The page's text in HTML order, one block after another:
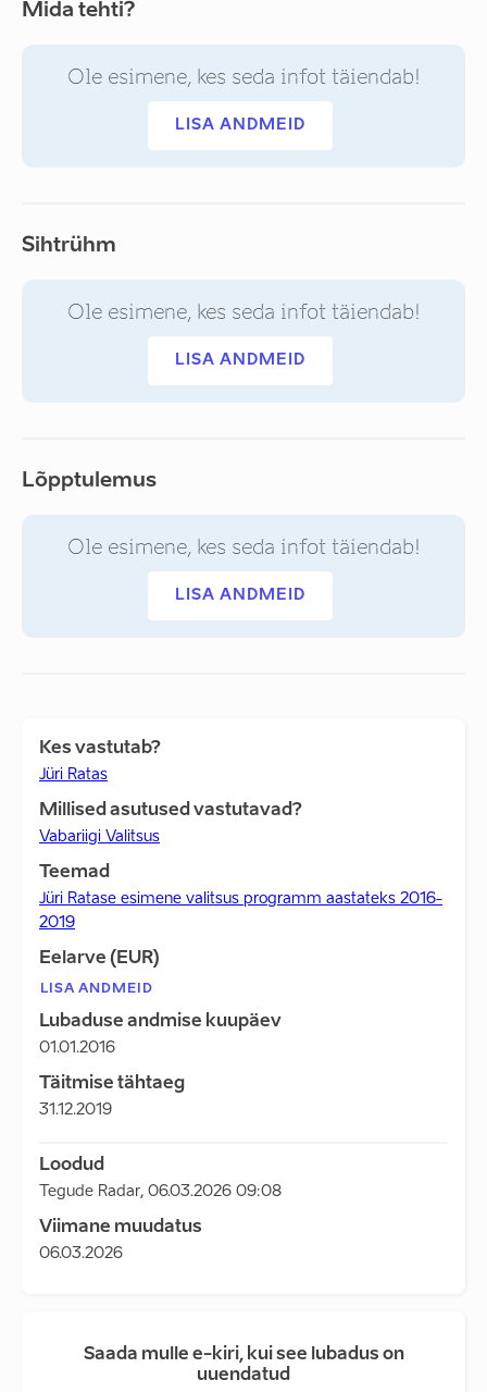
Mida tehti?
Ole esimene, kes seda infot täiendab!
LISA ANDMEID
Sihtrühm
Ole esimene, kes seda infot täiendab!
LISA ANDMEID
Lõpptulemus
Ole esimene, kes seda infot täiendab!
LISA ANDMEID
Kes vastutab?
Jüri Ratas
Millised asutused vastutavad?
Vabariigi Valitsus
Teemad
Jüri Ratase esimene valitsus programm aastateks 2016-
2019
Eelarve (EUR)
LISA ANDMEID
Lubaduse andmise kuupäev
01.01.2016
Täitmise tähtaeg
31.12.2019
Loodud
Tegude Radar, 06.03.2026 09:08
Viimane muudatus
06.03.2026
Saada mulle e-kiri, kui see lubadus on
uuendatud